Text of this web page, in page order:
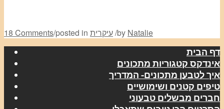
18 Comments/posted in עיקרית/by Natalie
דף הבית
אינדקס קטגוריות מתכונים
איך לטבען מתכונים- המדריך
טיפים קטנים ושימושיים
חברים מבשלים טבעוני